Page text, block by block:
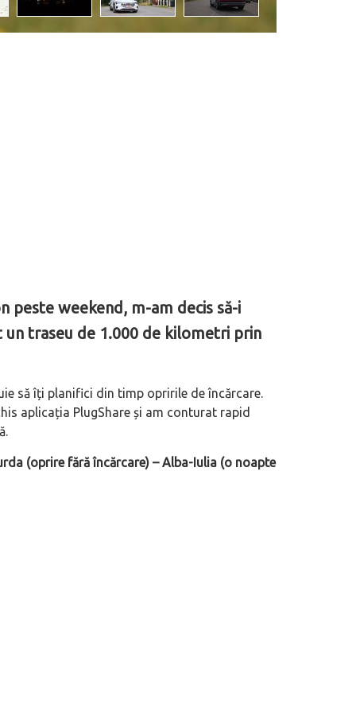
peste weekend, m-am decis să-i
traseu de 1.000 de kilometri prin
să îți planifici din timp opririle de încărcare.
aplicația PlugShare și am conturat rapid
(oprire fără încărcare) – Alba-Iulia (o noapte